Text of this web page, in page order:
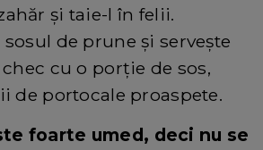
și taie-l în felii.
de prune și servește
cu o porție de sos,
de portocale proaspete.
foarte umed, deci nu se